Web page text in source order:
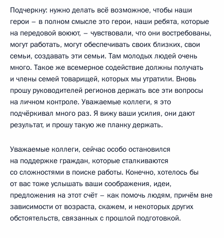
Подчеркну: нужно делать всё возможное, чтобы наши
герои – в полном смысле это герои, наши ребята, которые
на передовой воюют, – чувствовали, что они востребованы,
могут работать, могут обеспечивать своих близких, свои
семьи, создавать эти семьи. Там молодых людей очень
много. Такое же всемерное содействие должны получать
и члены семей товарищей, которых мы утратили. Вновь
прошу руководителей регионов держать все эти вопросы
на личном контроле. Уважаемые коллеги, я это
подчёркивал много раз. Я вижу ваши усилия, они дают
результат, и прошу такую же планку держать.
Уважаемые коллеги, сейчас особо остановился
на поддержке граждан, которые сталкиваются
со сложностями в поиске работы. Конечно, хотелось бы
от вас тоже услышать ваши соображения, идеи,
предложения на этот счёт – как помочь людям, причём вне
зависимости от возраста, скажем, и некоторых других
обстоятельств, связанных с прошлой подготовкой.